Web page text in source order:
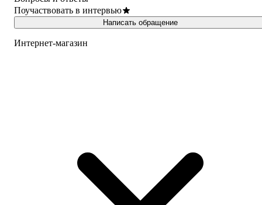
Поучаствовать в интервью
Написать обращение
Интернет-магазин